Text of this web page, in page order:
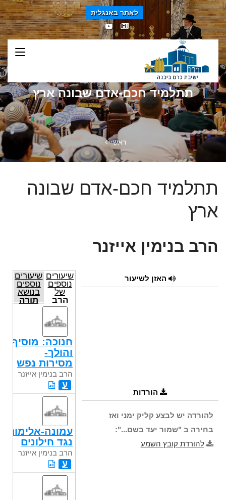
לאתר באנגלית
תתלמיד חכם-אדם שבונה ארץ
ראשי
תתלמיד חכם-אדם שבונה
ארץ
הרב בנימין אייזנר
האזן לשיעור
הורדות
להורדה יש לבצע קליק ימני ואז
בחירה ב "שמור יעד בשם...":
להורדת קובץ השמע
שיעורים
נוספים
של
הרב
בנימין
אייזנר
שיעורים
נוספים
בנושא
תורה
חנוכה: מוסיף
והולך-
מסירות נפש
הרב בנימין אייזנר
ע
עמונה-אלימות
נגד חילונים
הרב בנימין אייזנר
ע